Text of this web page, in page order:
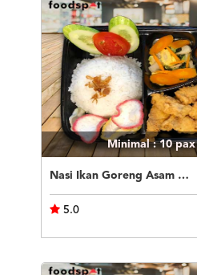
Minimal : 10pax
Nasi Ikan Goreng Asam Manis
5.0